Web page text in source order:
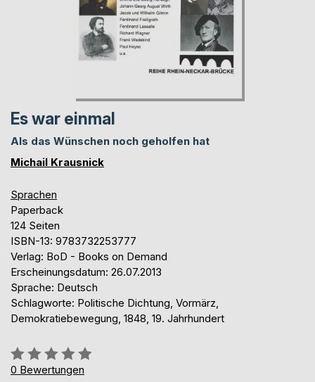
Es war einmal
Als das Wünschen noch geholfen hat
Michail Krausnick
Sprachen
Paperback
124 Seiten
ISBN-13: 9783732253777
Verlag: BoD - Books on Demand
Erscheinungsdatum: 26.07.2013
Sprache: Deutsch
Schlagworte: Politische Dichtung, Vormärz,
Demokratiebewegung, 1848, 19. Jahrhundert
Bewertung::
0%
0 Bewertungen